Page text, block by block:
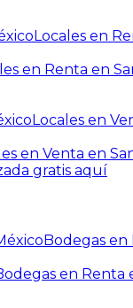
Locales en
en Renta en
Locales en
en Venta en
gratis aquí
Bodegas en
en